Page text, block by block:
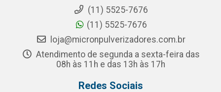
(11) 5525-7676
(11) 5525-7676
loja@micronpulverizadores.com.br
Atendimento de segunda a sexta-feira das
08h às 11h e das 13h às 17h
Redes Sociais